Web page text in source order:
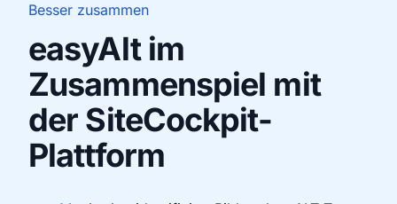
Besser zusammen
easyAlt im
Zusammenspiel mit
der SiteCockpit-
Plattform